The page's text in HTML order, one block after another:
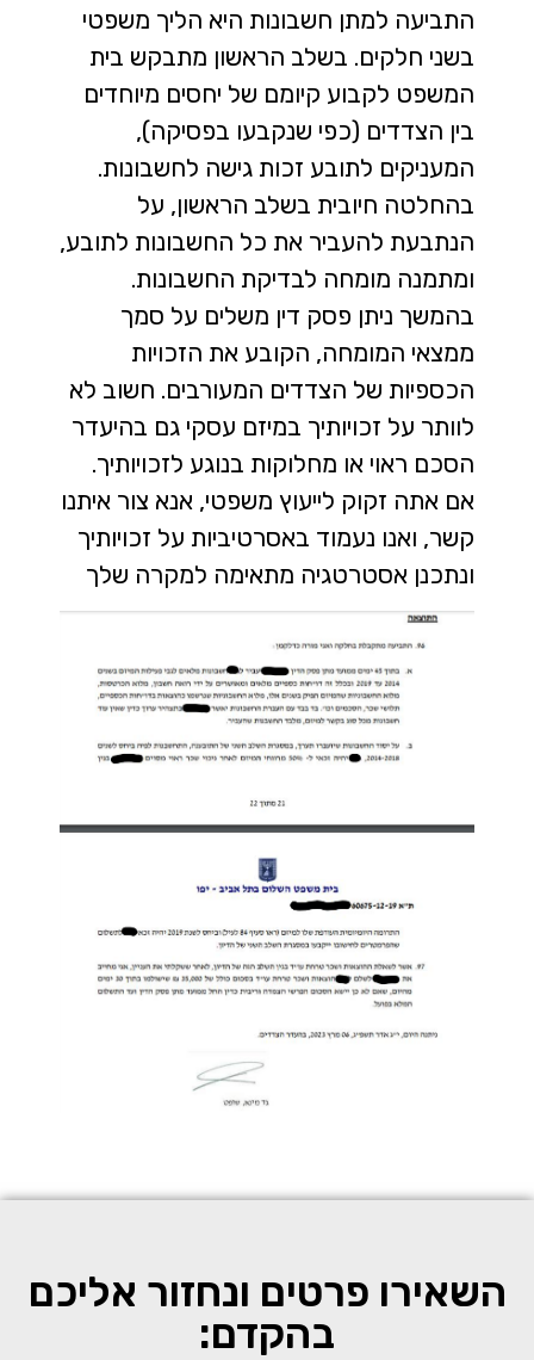
התביעה למתן חשבונות היא הליך משפטי
בשני חלקים. בשלב הראשון מתבקש בית
המשפט לקבוע קיומם של יחסים מיוחדים
בין הצדדים (כפי שנקבעו בפסיקה),
המעניקים לתובע זכות גישה לחשבונות.
בהחלטה חיובית בשלב הראשון, על
הנתבעת להעביר את כל החשבונות לתובע,
ומתמנה מומחה לבדיקת החשבונות.
בהמשך ניתן פסק דין משלים על סמך
ממצאי המומחה, הקובע את הזכויות
הכספיות של הצדדים המעורבים. חשוב לא
לוותר על זכויותיך במיזם עסקי גם בהיעדר
הסכם ראוי או מחלוקות בנוגע לזכויותיך.
אם אתה זקוק לייעוץ משפטי, אנא צור איתנו
קשר, ואנו נעמוד באסרטיביות על זכויותיך
ונתכנן אסטרטגיה מתאימה למקרה שלך
השאירו פרטים ונחזור אליכם
בהקדם: